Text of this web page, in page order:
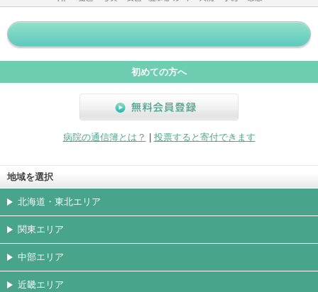
ホームペ
ージ
動画 写真 女医 駐車場
クレジッ
トカード
入院 予約 急患
初めての方へ
病院の通信簿とは？
投票すると寄付できます
地域を選択
北海道・東北エリア
関東エリア
中部エリア
近畿エリア